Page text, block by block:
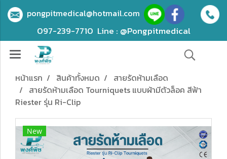
pongpitmedical@hotmail.com
097-239-7710 Line : @Pongpitmedical
หน้าแรก สินค้าทั้งหมด
สายรัดห้ามเลือด
สายรัดห้ามเลือด Tourniquets แบบผ้ามีตัวล็อค สีฟ้า
Riester รุ่น Ri-Clip
New